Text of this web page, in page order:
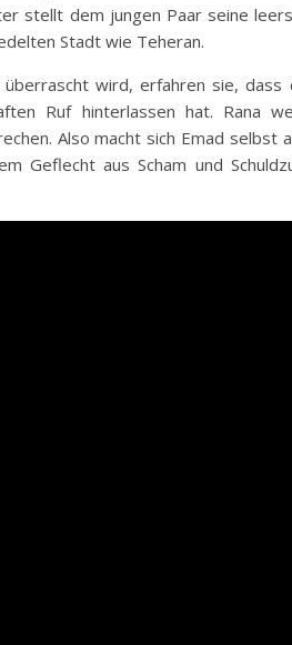
stellt dem jungen Paar seine
Stadt wie Teheran.
wird, erfahren sie, dass
Ruf hinterlassen hat. Rana
Also macht sich Emad selbst
Geflecht aus Scham und